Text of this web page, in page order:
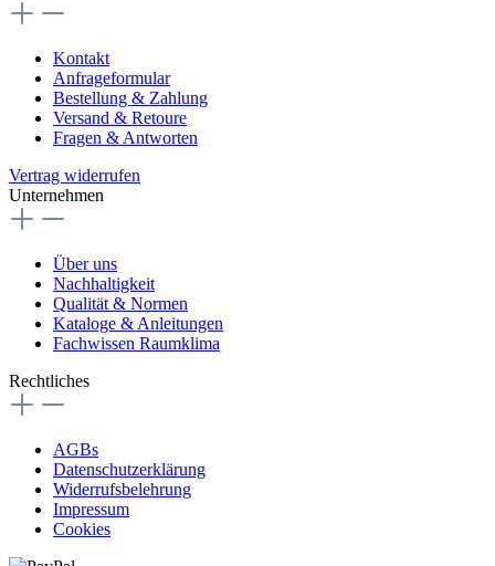
Kontakt
Anfrageformular
Bestellung & Zahlung
Versand & Retoure
Fragen & Antworten
Vertrag widerrufen
Unternehmen
Über uns
Nachhaltigkeit
Qualität & Normen
Kataloge & Anleitungen
Fachwissen Raumklima
Rechtliches
AGBs
Datenschutzerklärung
Widerrufsbelehrung
Impressum
Cookies